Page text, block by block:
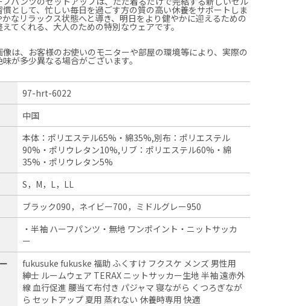
慣として、忙しい毎日を過ごす方の質の高い休養をサポートしま
かなリラックス状態へと導き、明日をより健やかに迎えるための
てくれる、大人のための特別なウェアです。
は、お客様のお使いのモニターや部屋の環境等により、実際の
味が多少異なる場合がございます。
97-hrt-6022
中国
本体：ポリエステル65%・綿35%,別布：ポリエステル
90%・ポリウレタン10%,リブ：ポリエステル60%・綿
35%・ポリウレタン5%
S，M，L，LL
ブラック090，ネイビー700，ミドルグレー950
・半袖 ハーフパンツ・無地 ワンポイント・ニットサッカ
ー
fukusuke fukuske 福助 ふくすけ フクスケ メンズ 男性用
紳士 ルームウェア TERAX ニットサッカー生地 半袖 遠赤外
線 血行促進 腰当て布付き パジャマ 寝ながら くつろぎなが
ら セットアップ 夏用 蒸れない 休養時専用 快適